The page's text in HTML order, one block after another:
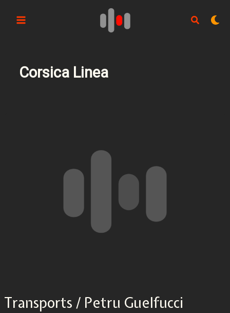
Corsica Linea
Transports / Petru Guelfucci